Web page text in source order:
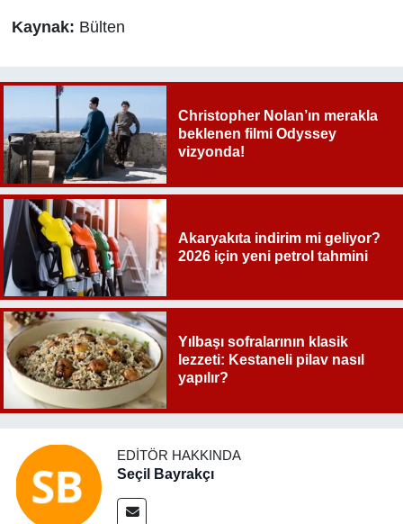
Kaynak: Bülten
Christopher Nolan’ın merakla
beklenen filmi Odyssey
vizyonda!
Akaryakıta indirim mi geliyor?
2026 için yeni petrol tahmini
Yılbaşı sofralarının klasik
lezzeti: Kestaneli pilav nasıl
yapılır?
EDITÖR HAKKINDA
Seçil Bayrakçı